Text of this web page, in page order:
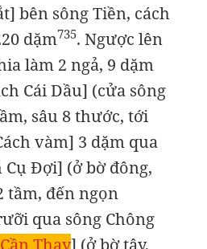
bên sông Tiền, cách
dặm735. Ngược lên
làm 2 ngả, 9 dặm
Cái Dầu] (cửa sông
sâu 8 thước, tới
vàm] 3 dặm qua
Cụ Đợi] (ở bờ đông,
tầm, đến ngọn
qua sông Chông